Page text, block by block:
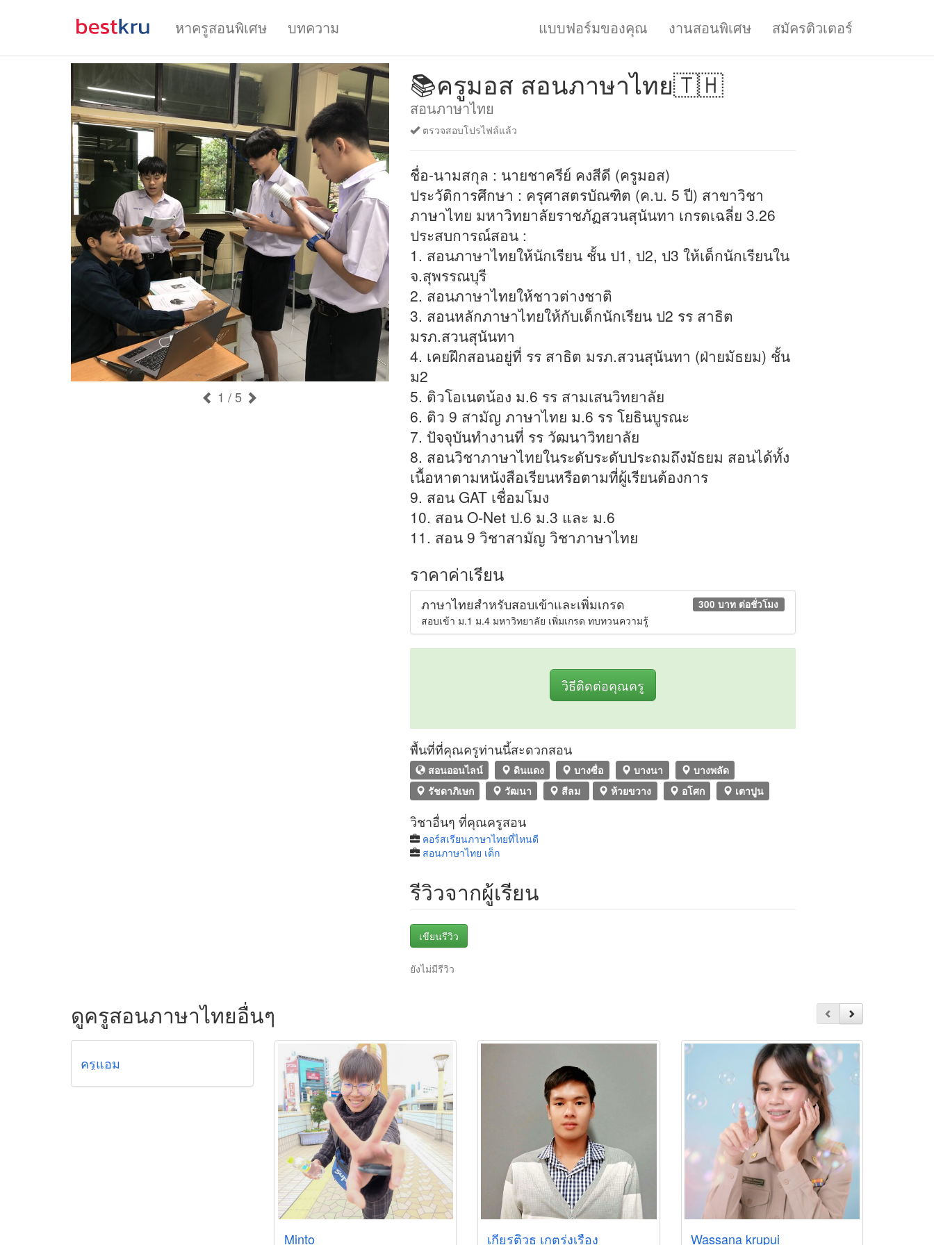
หาครูสอนพิเศษ บทความ แบบฟอร์มของคุณ งานสอนพิเศษ สมัครติวเตอร์
1 / 5
📚ครูมอส สอนภาษาไทย🇹🇭
สอนภาษาไทย
ตรวจสอบโปรไฟล์แล้ว
ชื่อ-นามสกุล : นายชาครีย์ คงสีดี (ครูมอส)
ประวัติการศึกษา : ครุศาสตรบัณฑิต (ค.บ. 5 ปี) สาขาวิชา
ภาษาไทย มหาวิทยาลัยราชภัฏสวนสุนันทา เกรดเฉลี่ย 3.26
ประสบการณ์สอน :
1. สอนภาษาไทยให้นักเรียน ชั้น ป1, ป2, ป3 ให้เด็กนักเรียนใน
จ.สุพรรณบุรี
2. สอนภาษาไทยให้ชาวต่างชาติ
3. สอนหลักภาษาไทยให้กับเด็กนักเรียน ป2 รร สาธิต
มรภ.สวนสุนันทา
4. เคยฝึกสอนอยู่ที่ รร สาธิต มรภ.สวนสุนันทา (ฝ่ายมัธยม) ชั้น
ม2
5. ติวโอเนตน้อง ม.6 รร สามเสนวิทยาลัย
6. ติว 9 สามัญ ภาษาไทย ม.6 รร โยธินบูรณะ
7. ปัจจุบันทำงานที่ รร วัฒนาวิทยาลัย
8. สอนวิชาภาษาไทยในระดับระดับประถมถึงมัธยม สอนได้ทั้ง
เนื้อหาตามหนังสือเรียนหรือตามที่ผู้เรียนต้องการ
9. สอน GAT เชื่อมโมง
10. สอน O-Net ป.6 ม.3 และ ม.6
11. สอน 9 วิชาสามัญ วิชาภาษาไทย
ราคาค่าเรียน
ภาษาไทยสำหรับสอบเข้าและเพิ่มเกรด 300 บาท ต่อชั่วโมง
สอบเข้า ม.1 ม.4 มหาวิทยาลัย เพิ่มเกรด ทบทวนความรู้
วิธีติดต่อคุณครู
พื้นที่ที่คุณครูท่านนี้สะดวกสอน
สอนออนไลน์ ดินแดง บางซื่อ บางนา
บางพลัด
รัชดาภิเษก
วัฒนา สีลม ห้วยขวาง อโศก เตาปูน
วิชาอื่นๆ ที่คุณครูสอน
คอร์สเรียนภาษาไทยที่ไหนดี
สอนภาษาไทย เด็ก
รีวิวจากผู้เรียน
เขียนรีวิว
ยังไม่มีรีวิว
ดูครูสอนภาษาไทยอื่นๆ
ครูแอม
Minto เกียรติวุธ เกตรุ่งเรือง Wassana krupui